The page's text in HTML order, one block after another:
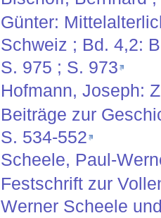
Günter:
Schweiz ; Bd. 4,2:
S. 975 ; S. 973
Hofmann, Joseph:
Beiträge zur
S. 534-552
Scheele, Paul-
Festschrift zur
Werner Scheele